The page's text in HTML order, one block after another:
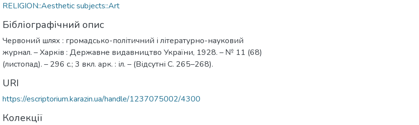
RELIGION::Aesthetic subjects::Art
Бібліографічний опис
Червоний шлях : громадсько-політичний і літературно-науковий
журнал. – Харків : Державне видавництво України, 1928. – № 11 (68)
(листопад). – 296 с.; 3 вкл. арк. : іл. – (Відсутні С. 265–268).
URI
https://escriptorium.karazin.ua/handle/1237075002/4300
Колекції